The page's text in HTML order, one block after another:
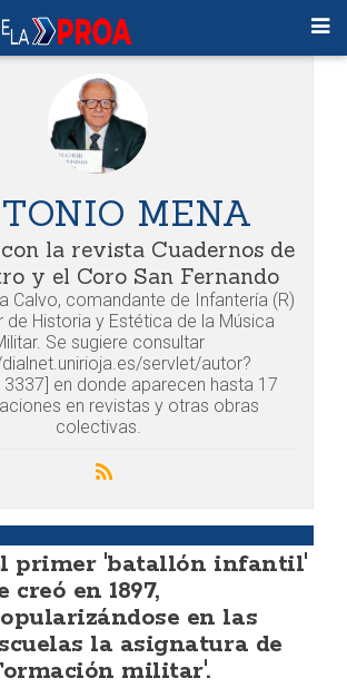
MENA
la revista Cuadernos de
y el Coro San Fernando
Calvo, comandante de Infantería (R)
Historia y Estética de la Música
Se sugiere consultar
servlet/autor?
en donde aparecen hasta 17
en revistas y otras obras
colectivas.
primer 'batallón infantil'
creó en 1897,
en las
la asignatura de
militar'.